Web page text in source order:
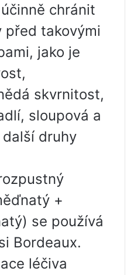
chránit
před takovými
jako je
skvrnitost,
sloupová a
druhy
+
se používá
Bordeaux.
léčiva